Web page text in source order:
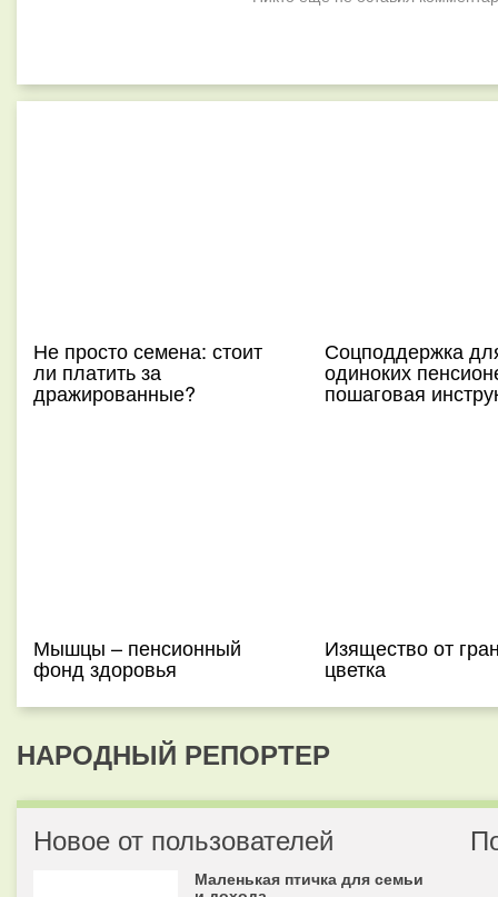
Не просто семена: стоит
ли платить за
дражированные?
Соцподдержка
одиноких
пошаговая
Мышцы – пенсионный
фонд здоровья
Изящество от
цветка
НАРОДНЫЙ РЕПОРТЕР
Новое от пользователей
Маленькая птичка для семьи